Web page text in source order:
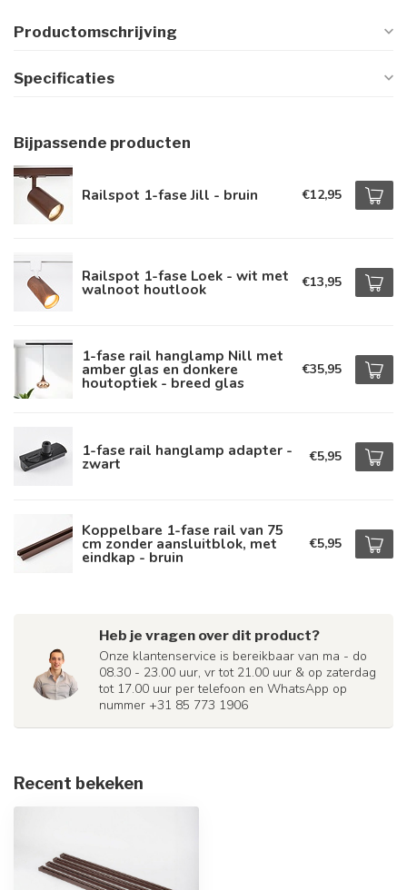
Productomschrijving
Specificaties
Bijpassende producten
Railspot 1-fase Jill - bruin €12,95
Railspot 1-fase Loek - wit met
walnoot houtlook €13,95
1-fase rail hanglamp Nill met
amber glas en donkere
houtoptiek - breed glas
€35,95
1-fase rail hanglamp adapter -
zwart €5,95
Koppelbare 1-fase rail van 75
cm zonder aansluitblok, met
eindkap - bruin
€5,95
Heb je vragen over dit product?
Onze klantenservice is bereikbaar van ma - do
08.30 - 23.00 uur, vr tot 21.00 uur & op zaterdag
tot 17.00 uur per telefoon en WhatsApp op
nummer +31 85 773 1906
Recent bekeken